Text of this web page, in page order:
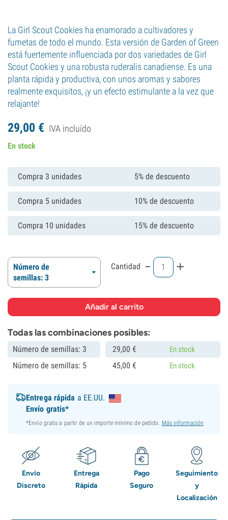
La Girl Scout Cookies ha enamorado a cultivadores y
fumetas de todo el mundo. Esta versión de Garden of Green
está fuertemente influenciada por dos variedades de Girl
Scout Cookies y una robusta ruderalis canadiense. Es una
planta rápida y productiva, con unos aromas y sabores
realmente exquisitos, ¡y un efecto estimulante a la vez que
relajante!
29,00 € IVA incluído
En stock
Compra 3 unidades 5% de descuento
Compra 5 unidades 10% de descuento
Compra 10 unidades 15% de descuento
Número de
semillas: 3
Cantidad - +
Todas las combinaciones posibles:
Número de semillas: 3 29,00 € En stock
Número de semillas: 5 45,00 € En stock
Entrega rápida a EE.UU.
Envío gratis*
*Envío gratis a partir de un importe mínimo de pedido. Más información
Envío
Discreto
Entrega
Rápida
Pago
Seguro
Seguimiento
y
Localización